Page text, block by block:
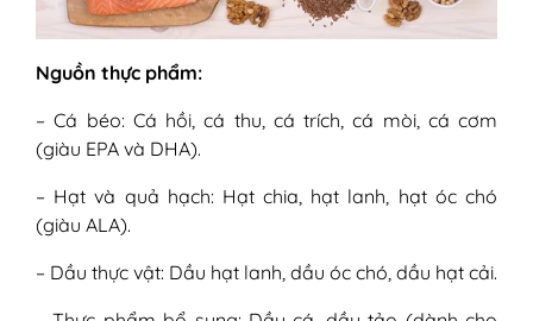
Nguồn thực phẩm:
– Cá béo: Cá hồi, cá thu, cá trích, cá mòi, cá cơm
(giàu EPA và DHA).
– Hạt và quả hạch: Hạt chia, hạt lanh, hạt óc chó
(giàu ALA).
– Dầu thực vật: Dầu hạt lanh, dầu óc chó, dầu hạt cải.